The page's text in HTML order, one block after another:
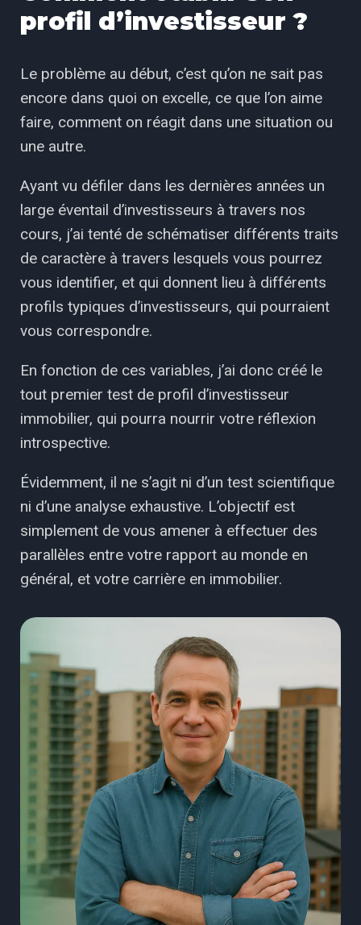
profil d’investisseur ?
Le problème au début, c’est qu’on ne sait pas
encore dans quoi on excelle, ce que l’on aime
faire, comment on réagit dans une situation ou
une autre.
Ayant vu défiler dans les dernières années un
large éventail d’investisseurs à travers nos
cours, j’ai tenté de schématiser différents traits
de caractère à travers lesquels vous pourrez
vous identifier, et qui donnent lieu à différents
profils typiques d’investisseurs, qui pourraient
vous correspondre.
En fonction de ces variables, j’ai donc créé le
tout premier test de profil d’investisseur
immobilier, qui pourra nourrir votre réflexion
introspective.
Évidemment, il ne s’agit ni d’un test scientifique
ni d’une analyse exhaustive. L’objectif est
simplement de vous amener à effectuer des
parallèles entre votre rapport au monde en
général, et votre carrière en immobilier.